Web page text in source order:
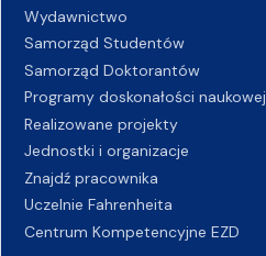
Wydawnictwo
Samorząd Studentów
Samorząd Doktorantów
Programy doskonałości naukowej
Realizowane projekty
Jednostki i organizacje
Znajdź pracownika
Uczelnie Fahrenheita
Centrum Kompetencyjne EZD